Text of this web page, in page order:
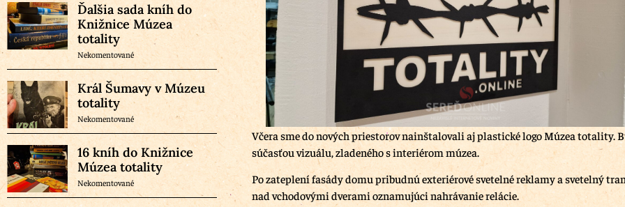
Ďalšia sada kníh do
Knižnice Múzea
totality
Nekomentované
Král Šumavy v Múzeu
totality
Nekomentované
16 kníh do Knižnice
Múzea totality
Nekomentované
Včera sme do nových priestorov nainštalovali aj plastické logo Múzea totality.
súčasťou vizuálu, zladeného s interiérom múzea.
Po zateplení fasády domu pribudnú exteriérové svetelné reklamy a svetelný
nad vchodovými dverami oznamujúci nahrávanie relácie.